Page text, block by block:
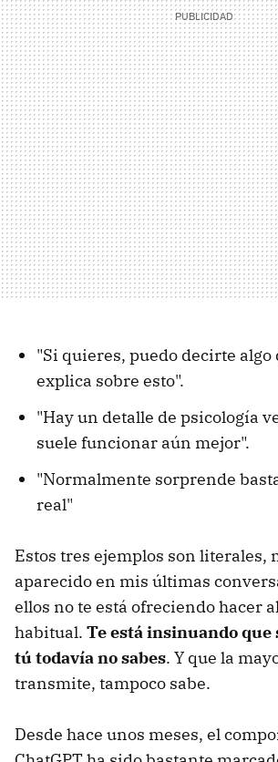
"Si quieres, puedo decirte algo
explica sobre esto".
"Hay un detalle de psicología
suele funcionar aún mejor".
"Normalmente sorprende
real"
Estos tres ejemplos son literales,
aparecido en mis últimas
ellos no te está ofreciendo hacer
habitual. Te está insinuando que
tú todavía no sabes. Y que la
transmite, tampoco sabe.
Desde hace unos meses, el